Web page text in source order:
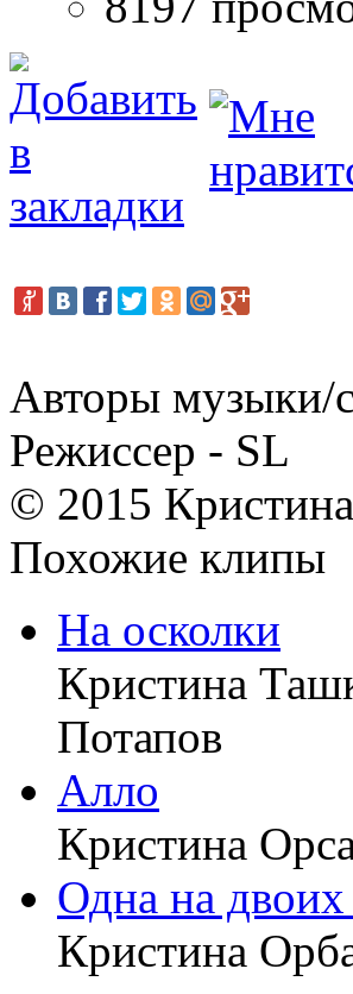
Авторы музыки/
Режиссер - SL
© 2015
Похожие клипы
На осколки
Кристина
Потапов
Алло
Кристина
Одна на
Кристина